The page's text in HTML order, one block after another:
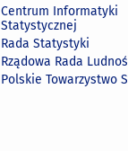
Centrum Informatyki
Statystycznej
Rada Statystyki
Rządowa Rada
Polskie Towarzystwo